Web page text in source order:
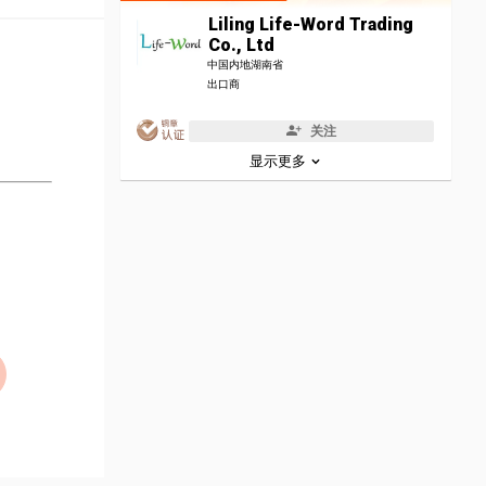
Liling Life-Word Trading
Co., Ltd
中国内地湖南省
出口商
关注
显示更多